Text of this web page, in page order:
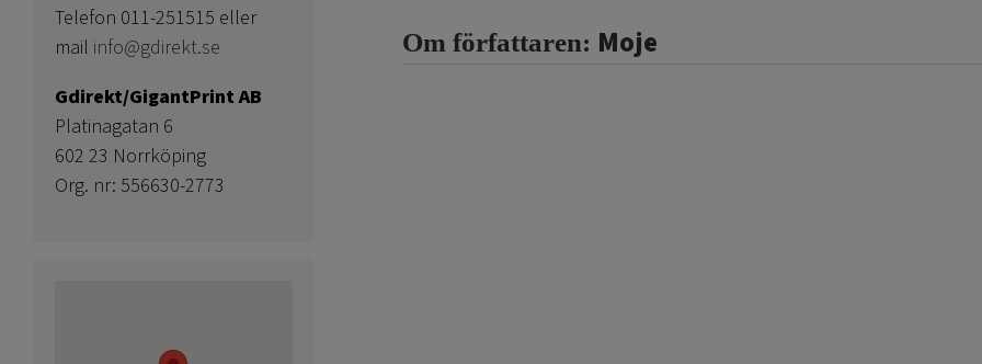
Om författaren: Moje
Telefon 011-251515 eller
mail info@gdirekt.se
Gdirekt/GigantPrint AB
Platinagatan 6
602 23 Norrköping
Org. nr: 556630-2773